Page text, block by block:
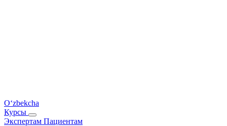
O‘zbekcha
Курсы
Экспертам Пациентам